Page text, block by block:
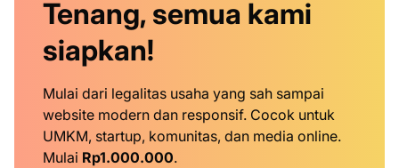
Tenang, semua kami
siapkan!
Mulai dari legalitas usaha yang sah sampai
website modern dan responsif. Cocok untuk
UMKM, startup, komunitas, dan media online.
Mulai Rp1.000.000.